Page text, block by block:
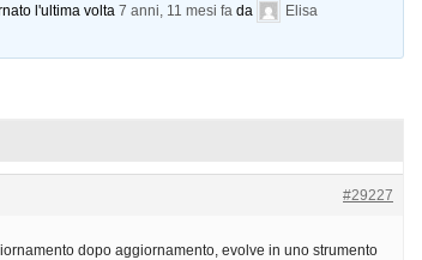
l'ultima volta7 anni, 11 mesi fa da
Elisa
#29227
dopo aggiornamento, evolve in uno strumento